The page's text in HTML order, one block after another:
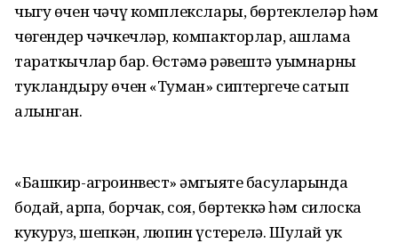
чыгу өчен чәчү комплекслары, бөртеклеләр һәм
чөгендер чәчкечләр, компакторлар, ашлама
тараткычлар бар. Өстәмә рәвештә уҗымнарны
тукландыру өчен «Туман» сиптергече сатып
алынган.
«Башкир-агроинвест» җәмгыяте басуларында
бодай, арпа, борчак, соя, бөртеккә һәм силоска
кукуруз, шепкән, люпин үстерелә. Шулай ук